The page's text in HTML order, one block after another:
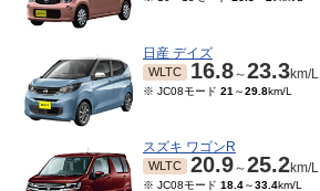
日産 デイズ
WLTC 16.8～23.3km/L
※ JC08モード 21 ～29.8km/L
スズキ ワゴンR
WLTC 20.9～25.2km/L
※ JC08モード 18.4～33.4km/L